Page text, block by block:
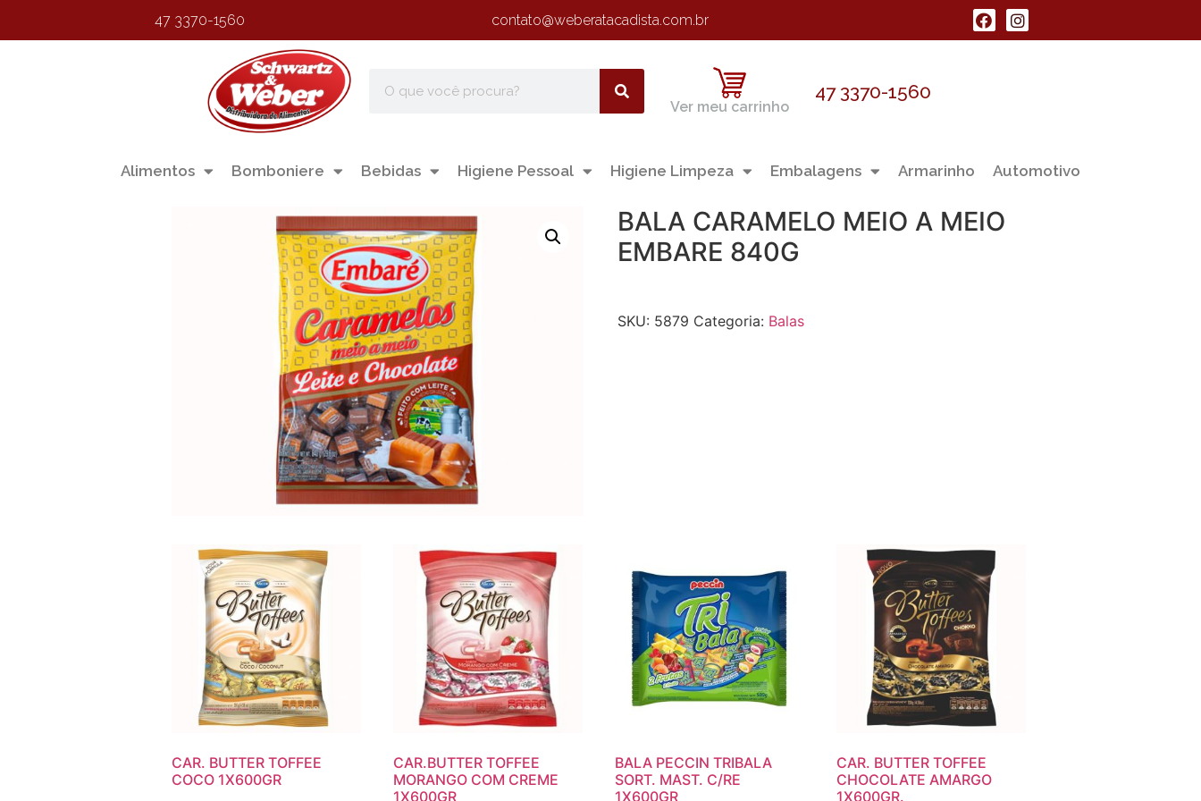
47 3370-1560 contato@weberatacadista.com.br
Ver meu carrinho
47 3370-1560
Alimentos Bomboniere Bebidas Higiene Pessoal Higiene Limpeza Embalagens Armarinho Automotivo
BALA CARAMELO MEIO A MEIO
EMBARE 840G
SKU: 5879 Categoria: Balas
CAR. BUTTER TOFFEE
COCO 1X600GR
CAR.BUTTER TOFFEE
MORANGO COM CREME
1X600GR
BALA PECCIN TRIBALA
SORT. MAST. C/RE
1X600GR
CAR. BUTTER TOFFEE
CHOCOLATE AMARGO
1X600GR.